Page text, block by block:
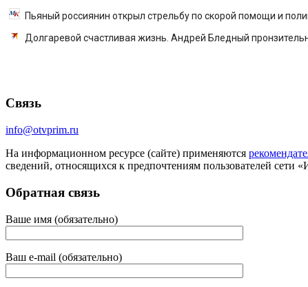
Пьяный россиянин открыл стрельбу по скорой помощи и
Долгаревой счастливая жизнь. Андрей Бледный
Связь
info@otvprim.ru
На информационном ресурсе (сайте) применяются
сведений, относящихся к предпочтениям пользователей сети
Обратная связь
Ваше имя (обязательно)
Ваш e-mail (обязательно)